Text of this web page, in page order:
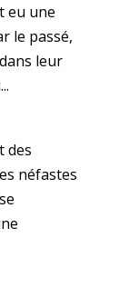
eu une
le passé,
leur
des
néfastes